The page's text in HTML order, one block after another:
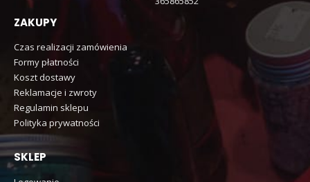
ZAKUPY
Czas realizacji zamówienia
Formy płatności
Koszt dostawy
Reklamacje i zwroty
Regulamin sklepu
Polityka prywatności
SKLEP